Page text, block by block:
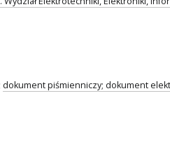
dokument piśmienniczy; dokument